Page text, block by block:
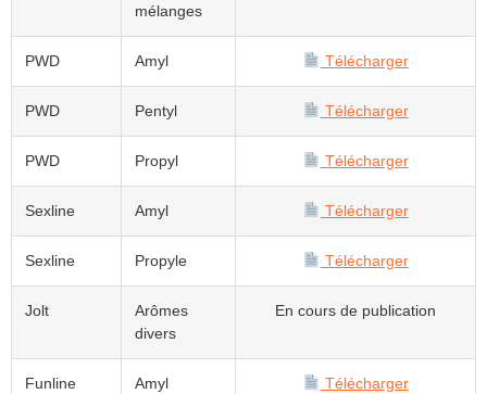
mélanges
PWD Amyl Télécharger
PWD Pentyl Télécharger
PWD Propyl Télécharger
Sexline Amyl Télécharger
Sexline Propyle Télécharger
Jolt
Arômes
divers
En cours de publication
Funline Amyl Télécharger